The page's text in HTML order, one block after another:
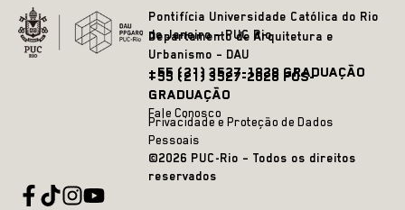
Pontifícia Universidade Católica do Rio
de Janeiro – PUC Rio
Departamento de Arquitetura e
Urbanismo – DAU
+55 (21) 3527-1828 GRADUAÇÃO
+55 (21) 3527-2628 PÓS-
GRADUAÇÃO
Fale Conosco
Privacidade e Proteção de Dados
Pessoais
©2026 PUC-Rio – Todos os direitos
reservados